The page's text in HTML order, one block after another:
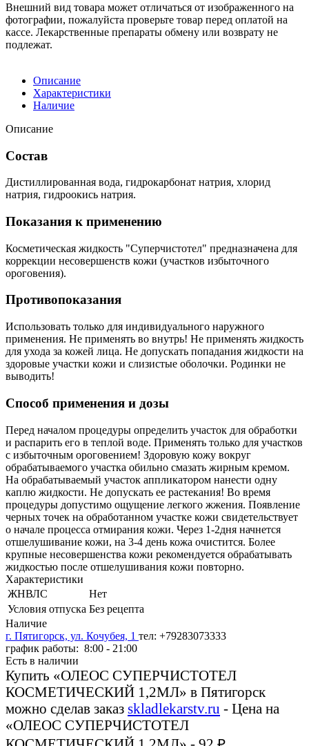
Внешний вид товара может отличаться от изображенного на
фотографии, пожалуйста проверьте товар перед оплатой на
кассе. Лекарственные препараты обмену или возврату не
подлежат.
Описание
Характеристики
Наличие
Описание
Состав
Дистиллированная вода, гидрокарбонат натрия, хлорид
натрия, гидроокись натрия.
Показания к применению
Косметическая жидкость "Суперчистотел" предназначена для
коррекции несовершенств кожи (участков избыточного
ороговения).
Противопоказания
Использовать только для индивидуального наружного
применения. Не применять во внутрь! Не применять жидкость
для ухода за кожей лица. Не допускать попадания жидкости на
здоровые участки кожи и слизистые оболочки. Родинки не
выводить!
Способ применения и дозы
Перед началом процедуры определить участок для обработки
и распарить его в теплой воде. Применять только для участков
с избыточным ороговением! Здоровую кожу вокруг
обрабатываемого участка обильно смазать жирным кремом.
На обрабатываемый участок аппликатором нанести одну
каплю жидкости. Не допускать ее растекания! Во время
процедуры допустимо ощущение легкого жжения. Появление
черных точек на обработанном участке кожи свидетельствует
о начале процесса отмирания кожи. Через 1-2дня начнется
отшелушивание кожи, на 3-4 день кожа очистится. Более
крупные несовершенства кожи рекомендуется обрабатывать
жидкостью после отшелушивания кожи повторно.
Характеристики
ЖНВЛС
Нет
Условия отпуска Без рецепта
Наличие
г. Пятигорск, ул. Кочубея, 1 тел: +79283073333
график работы: 8:00 - 21:00
Есть в наличии
Купить «ОЛЕОС СУПЕРЧИСТОТЕЛ
КОСМЕТИЧЕСКИЙ 1,2МЛ» в Пятигорск
можно сделав заказ skladlekarstv.ru - Цена на
«ОЛЕОС СУПЕРЧИСТОТЕЛ